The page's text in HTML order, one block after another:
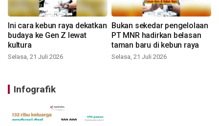
Ini cara kebun raya dekatkan
budaya ke Gen Z lewat
kultura
Selasa, 21 Juli 2026
Bukan sekedar pengelolaan
PT MNR hadirkan belasan
taman baru di kebun raya
Selasa, 21 Juli 2026
Infografik